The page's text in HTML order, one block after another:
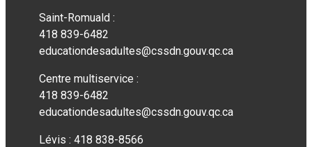
Saint-Romuald :
418 839-6482
educationdesadultes@cssdn.gouv.qc.ca
Centre multiservice :
418 839-6482
educationdesadultes@cssdn.gouv.qc.ca
Lévis : 418 838-8566